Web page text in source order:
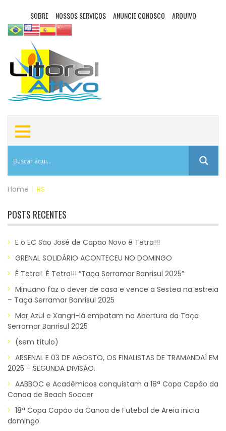
SOBRE NOSSOS SERVIÇOS ANUNCIE CONOSCO ARQUIVO
Home RS
POSTS RECENTES
E o EC São José de Capão Novo é Tetra!!!
GRENAL SOLIDÁRIO ACONTECEU NO DOMINGO
É Tetra! É Tetra!!! “Taça Serramar Banrisul 2025”
Minuano faz o dever de casa e vence a Sestea na estreia
– Taça Serramar Banrisul 2025
Mar Azul e Xangri-lá empatam na Abertura da Taça
Serramar Banrisul 2025
(sem título)
ARSENAL E 03 DE AGOSTO, OS FINALISTAS DE TRAMANDAÍ EM
2025 – SEGUNDA DIVISÃO.
AABBOC e Acadêmicos conquistam a 18ª Copa Capão da
Canoa de Beach Soccer
18ª Copa Capão da Canoa de Futebol de Areia inicia
domingo.